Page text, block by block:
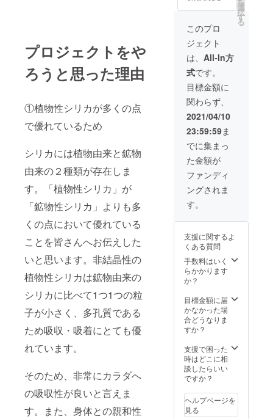
プロジェクトをや
ろうと思った理由
①植物性シリカが多くの点
で優れているため
シリカには植物由来と鉱物
由来の２種類が存在しま
す。「植物性シリカ」が
「鉱物性シリカ」よりも多
くの点において優れている
ことを皆さんへお伝えした
いと思います。非結晶性の
植物性シリカは鉱物由来の
シリカに比べて1つ1つの粒
子が小さく、多孔質である
ため吸収・吸着にとても優
れています。
そのため、非常にカラダへ
の吸収性が良いと言えま
す。また、身体との親和性
となり
ます。
円（税
込）の
とこ
ろ、
35％OF
Fの
32,500
円（税
込）に
てお届
けいた
しま
す。 ※
送料込
み ※こ
ちらの
商品は
軽減税
率対象
のた
となり
選
択
す
る
このプロ
ジェクト
は、 All-In方
式です。
目標金額に
関わらず、
2021/04/10
23:59:59ま
でに集まっ
た金額が
ファンディ
ングされま
す。
支援に関するよ
くある質問
手数料はいく
らかかります
か？
目標金額に届
かなかった場
合どうなりま
すか？
支援で困った
時はどこに相
談したらいい
ですか？
ヘルプページを
見る